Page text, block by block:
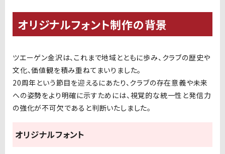
オリジナルフォント制作の背景
ツエーゲン金沢は、これまで地域とともに歩み、クラブの歴史や
文化、価値観を積み重ねてまいりました。
20周年という節目を迎えるにあたり、クラブの存在意義や未来
への姿勢をより明確に示すためには、視覚的な統一性と発信力
の強化が不可欠であると判断いたしました。
オリジナルフォント